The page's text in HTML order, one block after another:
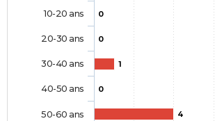
0
0
1
0
4
10-20 ans
20-30 ans
30-40 ans
40-50 ans
50-60 ans